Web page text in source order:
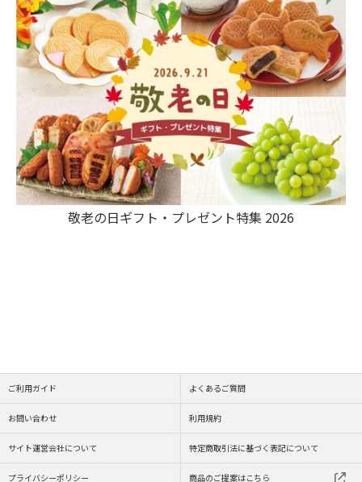
敬老の日ギフト・プレゼント特集 2026
ご利用ガイド よくあるご質問
お問い合わせ 利用規約
サイト運営会社について 特定商取引法に基づく表記について
プライバシーポリシー 商品のご提案はこちら